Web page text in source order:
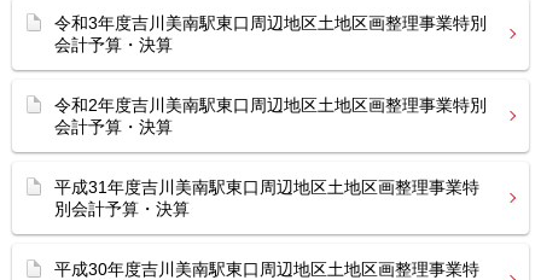
令和3年度吉川美南駅東口周辺地区土地区画整理事業特別
会計予算・決算
令和2年度吉川美南駅東口周辺地区土地区画整理事業特別
会計予算・決算
平成31年度吉川美南駅東口周辺地区土地区画整理事業特
別会計予算・決算
平成30年度吉川美南駅東口周辺地区土地区画整理事業特